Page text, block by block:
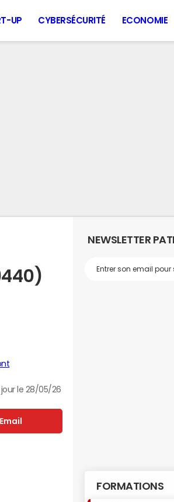
UP CYBERSÉCURITÉ ECONOMIE
jour le 28/05/26
Email
NEWSLETTER
FORMATIONS